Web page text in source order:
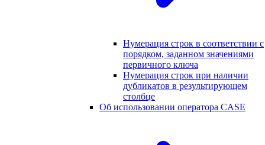
Нумерация строк в соответствии с
порядком, заданном значениями
первичного ключа
Нумерация строк при наличии
дубликатов в результирующем
столбце
Об использовании оператора CASE